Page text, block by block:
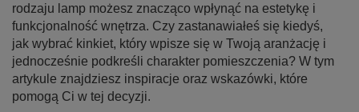
rodzaju lamp możesz znacząco wpłynąć na estetykę i
funkcjonalność wnętrza. Czy zastanawiałeś się kiedyś,
jak wybrać kinkiet, który wpisze się w Twoją aranżację i
jednocześnie podkreśli charakter pomieszczenia? W tym
artykule znajdziesz inspiracje oraz wskazówki, które
pomogą Ci w tej decyzji.